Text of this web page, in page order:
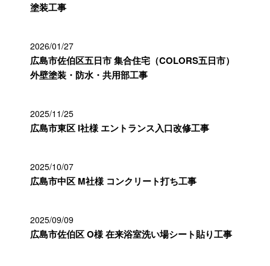
塗装工事
2026/01/27
広島市佐伯区五日市 集合住宅（COLORS五日市）
外壁塗装・防水・共用部工事
2025/11/25
広島市東区 I社様 エントランス入口改修工事
2025/10/07
広島市中区 M社様 コンクリート打ち工事
2025/09/09
広島市佐伯区 O様 在来浴室洗い場シート貼り工事